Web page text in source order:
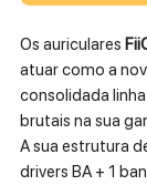
Os auriculares
atuar como a
consolidada
brutais na sua
A sua estrutura
drivers BA + 1